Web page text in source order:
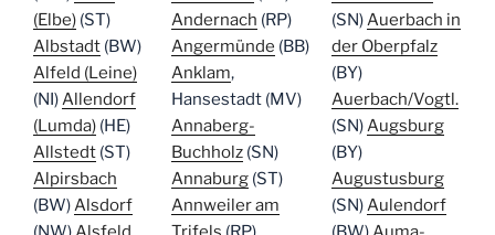
(Elbe) (ST)
Albstadt (BW)
Alfeld (Leine)
(NI)Allendorf
(Lumda) (HE)
Allstedt (ST)
Alpirsbach
(BW)Alsdorf
Andernach (RP)
Angermünde (BB)
Anklam,
Hansestadt (MV)
Annaberg-
Buchholz(SN)
Annaburg(ST)
Annweiler am
(SN)Auerbach in
der Oberpfalz
(BY)
Auerbach/Vogtl.
(SN)Augsburg
(BY)
Augustusburg
(SN)Aulendorf